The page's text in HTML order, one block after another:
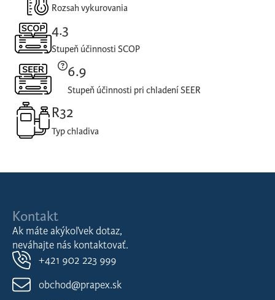
Rozsah vykurovania
4.3
Stupeň účinnosti SCOP
6.9
Stupeň účinnosti pri chladení SEER
R32
Typ chladiva
Kontakt
Ak máte akýkoľvek dotaz,
neváhajte nás kontaktovať.
+421 902 223 999
obchod@prapex.sk